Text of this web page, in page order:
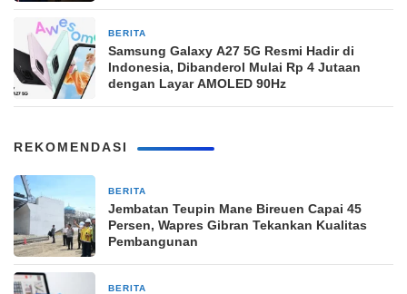
BERITA
Samsung Galaxy A27 5G Resmi Hadir di
Indonesia, Dibanderol Mulai Rp 4 Jutaan
dengan Layar AMOLED 90Hz
REKOMENDASI
BERITA
Jembatan Teupin Mane Bireuen Capai 45
Persen, Wapres Gibran Tekankan Kualitas
Pembangunan
BERITA